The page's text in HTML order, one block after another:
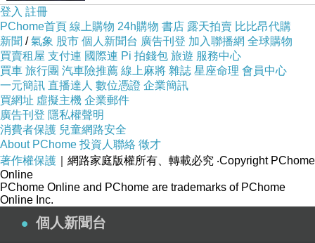
Day3：宮島一日遊：吃完超豐盛的早餐，從飯店
碼頭直接搭快船到宮島，參觀嚴島神社 、鳥居、
紅葉谷，搭乘纜車上獅子岩看無敵海景，再
爬山
到靈火堂喝1200年不滅的靈水。
（住宿：廣島王子酒店
Day4：廣島市區-小倉：飯店可協助將行李放置
廣島車站寄放，搭乘飯店接駁車到廣島站轉成JR
巴士，前往廣島城與和平紀念公園參觀，在本通
商店街購物，很多便宜藥妝店。
（住宿：JR九州小倉站飯店
登入 註冊
PChome首頁 線上購物 24h購物 書店 露天拍賣 比比昂代購
新聞 /氣象 股市 個人新聞台 廣告刊登 加入聯播網 全球購物
買賣租屋 支付連 國際連 Pi 拍錢包 旅遊 服務中心
買車 旅行團 汽車險推薦 線上麻將 雜誌 星座命理 會員中心
一元簡訊 直播達人 數位憑證 企業簡訊
買網址 虛擬主機 企業郵件
廣告刊登 隱私權聲明
消費者保護 兒童網路安全
About PChome 投資人聯絡 徵才
著作權保護 ｜網路家庭版權所有、轉載必究 ‧Copyright PChome
Online
PChome Online and PChome are trademarks of PChome
Online Inc.
個人新聞台